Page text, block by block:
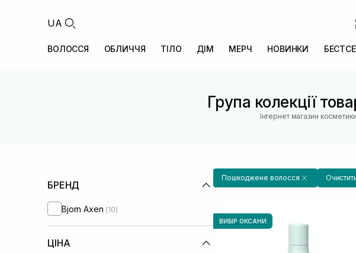
UA
ВОЛОССЯ ОБЛИЧЧЯ ТІЛО ДІМ МЕРЧ НОВИНКИ
Група колекції
Інтернет магазин косметики
БРЕНД
Bjorn Axen (10)
ЦІНА
Пошкоджене волосся
ВИБІР ОКСАНИ